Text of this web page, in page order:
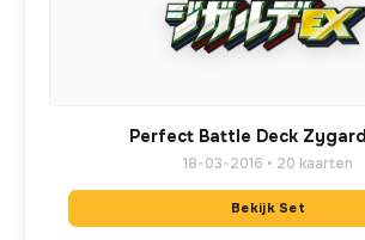
Perfect Battle Deck
18-03-2016 • 20 kaarten
Bekijk Set